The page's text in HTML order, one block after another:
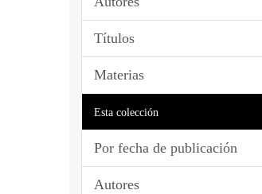
Títulos
Materias
Esta colección
Por fecha de publicación
Autores